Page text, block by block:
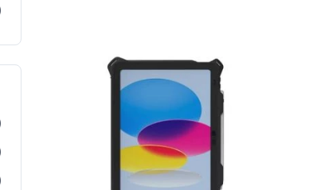
product
product
product
product